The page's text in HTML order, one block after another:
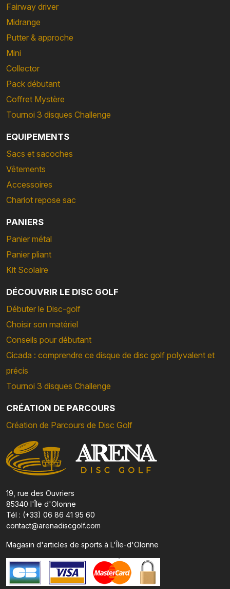
Fairway driver
Midrange
Putter & approche
Mini
Collector
Pack débutant
Coffret Mystère
Tournoi 3 disques Challenge
EQUIPEMENTS
Sacs et sacoches
Vêtements
Accessoires
Chariot repose sac
PANIERS
Panier métal
Panier pliant
Kit Scolaire
DÉCOUVRIR LE DISC GOLF
Débuter le Disc-golf
Choisir son matériel
Conseils pour débutant
Cicada : comprendre ce disque de disc golf polyvalent et
précis
Tournoi 3 disques Challenge
CRÉATION DE PARCOURS
Création de Parcours de Disc Golf
19, rue des Ouvriers
85340 l'Île d'Olonne
Tél : (+33) 06 86 41 95 60
contact@arenadiscgolf.com
Magasin d'articles de sports à L'Île-d'Olonne